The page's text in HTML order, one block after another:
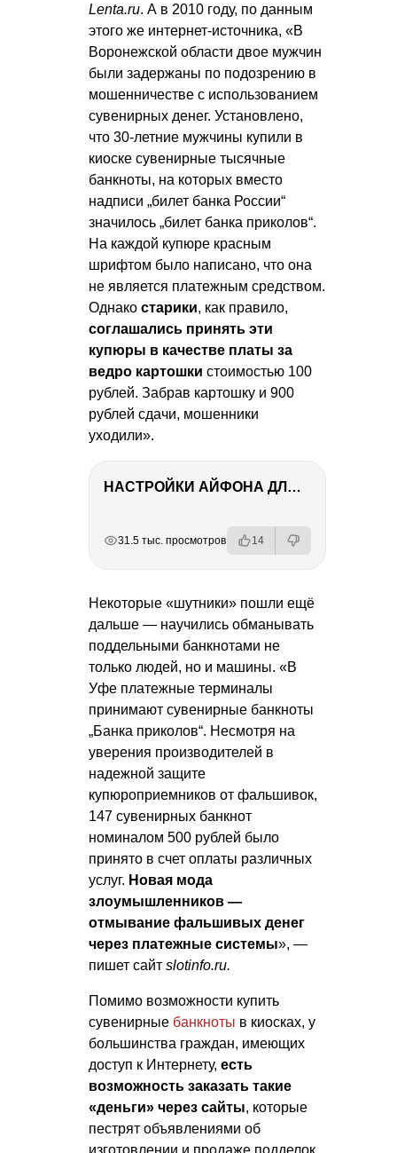
Lenta.ru. А в 2010 году, по данным
этого же интернет-источника, «В
Воронежской области двое мужчин
были задержаны по подозрению в
мошенничестве с использованием
сувенирных денег. Установлено,
что 30-летние мужчины купили в
киоске сувенирные тысячные
банкноты, на которых вместо
надписи „билет банка России“
значилось „билет банка приколов“.
На каждой купюре красным
шрифтом было написано, что она
не является платежным средством.
Однако старики, как правило,
соглашались принять эти
купюры в качестве платы за
ведро картошки стоимостью 100
рублей. Забрав картошку и 900
рублей сдачи, мошенники
уходили».
НАСТРОЙКИ АЙФОНА ДЛЯ ФОТО И ВИДЕО
31.5 тыс. просмотров 14
Некоторые «шутники» пошли ещё
дальше — научились обманывать
поддельными банкнотами не
только людей, но и машины. «В
Уфе платежные терминалы
принимают сувенирные банкноты
„Банка приколов“. Несмотря на
уверения производителей в
надежной защите
купюроприемников от фальшивок,
147 сувенирных банкнот
номиналом 500 рублей было
принято в счет оплаты различных
услуг. Новая мода
злоумышленников —
отмывание фальшивых денег
через платежные системы», —
пишет сайт slotinfo.ru.
Помимо возможности купить
сувенирные банкноты в киосках, у
большинства граждан, имеющих
доступ к Интернету, есть
возможность заказать такие
«деньги» через сайты, которые
пестрят объявлениями об
изготовлении и продаже подделок